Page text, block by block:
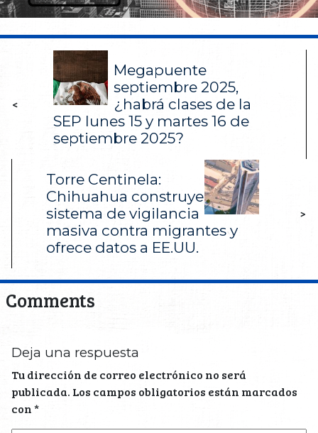
<
Megapuente
septiembre 2025,
¿habrá clases de la
SEP lunes 15 y martes 16 de
septiembre 2025?
Torre Centinela:
Chihuahua construye
sistema de vigilancia
masiva contra migrantes y
ofrece datos a EE.UU.
>
Comments
Deja una respuesta
Tu dirección de correo electrónico no será
publicada. Los campos obligatorios están marcados
con*